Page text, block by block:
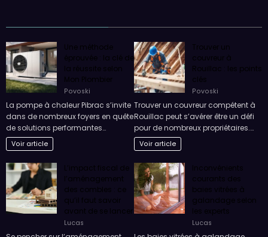
Une méthode
éprouvée : la clé de
la réussite selon
Mon Plombier
La pompe à chaleur Pibrac s’invite
dans de nombreux foyers en quête
de solutions performantes…
Voir article
Trouver un
couvreur à
Rouillac : les points
clés
Trouver un couvreur compétent à
Rouillac peut s’avérer être un défi
pour de nombreux propriétaires.…
Voir article
L’impact fiscal de
l’aménagement
des combles : ce
qu’il faut savoir
avant de se lancer
Inconvénients
courants des
baies vitrées à
galandage selon
les experts